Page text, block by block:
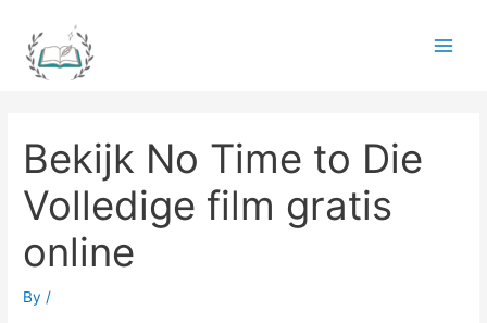
content
Bekijk No Time to Die
Volledige film gratis
online
By /